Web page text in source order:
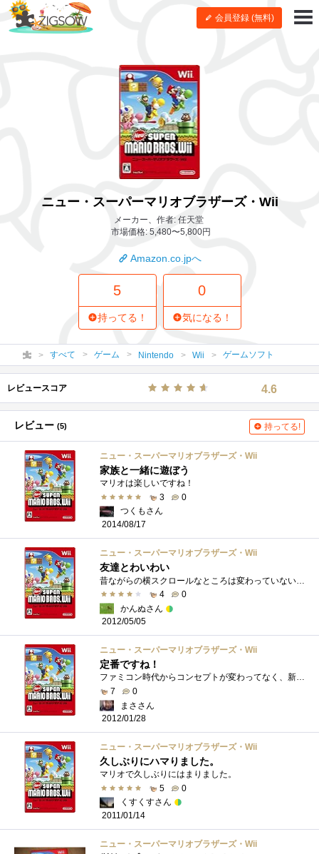
会員登録 (無料)
ニュー・スーパーマリオブラザーズ・Wii
メーカー、作者: 任天堂
市場価格: 5,480〜5,800円
Amazon.co.jpへ
5
持ってる！
0
気になる！
すべて ゲーム Nintendo Wii ゲームソフト
レビュースコア 4.6
レビュー (5) 持ってる!
ニュー・スーパーマリオブラザーズ・Wii
家族と一緒に遊ぼう
マリオは楽しいですね！
3
0
つくもさん
2014/08/17
ニュー・スーパーマリオブラザーズ・Wii
友達とわいわい
4
0
かんぬさん
2012/05/05
ニュー・スーパーマリオブラザーズ・Wii
定番ですね！
ファミコン時代からコンセプトが変わってなく、新鮮な中にも懐かしさもありハマってしましますね～今では小１の息子のほうがうまい！！
7
0
まささん
2012/01/28
ニュー・スーパーマリオブラザーズ・Wii
久しぶりにハマりました。
マリオで久しぶりにはまりました。
5
0
くすくすさん
2011/01/14
ニュー・スーパーマリオブラザーズ・Wii